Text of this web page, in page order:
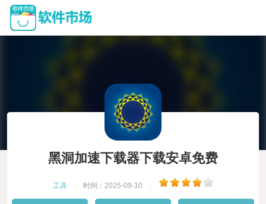
黑洞加速下载器下载安卓免费
工具 时间：2025-09-10